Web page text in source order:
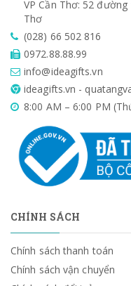
VP Cần Thơ: 52 đường
Thơ
(028) 66 502 816
0972.88.88.99
info@ideagifts.vn
ideagifts.vn -
8:00 AM – 6:00 PM
CHÍNH SÁCH
Chính sách thanh toán
Chính sách vận chuyển